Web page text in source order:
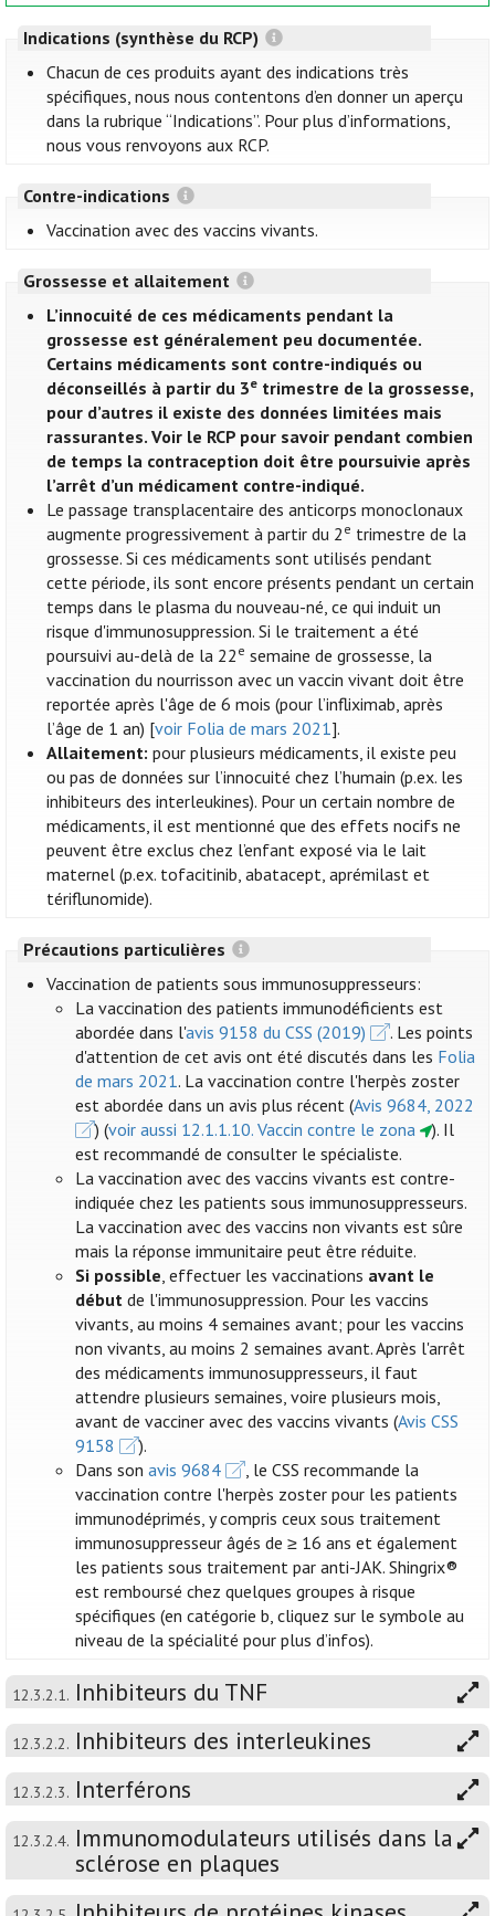
Indications (synthèse du RCP)
Chacun de ces produits ayant des indications très
spécifiques, nous nous contentons d’en donner un aperçu
dans la rubrique “Indications”. Pour plus d’informations,
nous vous renvoyons aux RCP.
Contre-indications
Vaccination avec des vaccins vivants.
Grossesse et allaitement
L’innocuité de ces médicaments pendant la
grossesse est généralement peu documentée.
Certains médicaments sont contre-indiqués ou
déconseillés à partir du 3e trimestre de la grossesse,
pour d’autres il existe des données limitées mais
rassurantes. Voir le RCP pour savoir pendant combien
de temps la contraception doit être poursuivie après
l’arrêt d’un médicament contre-indiqué.
Le passage transplacentaire des anticorps monoclonaux
augmente progressivement à partir du 2 e trimestre de la
grossesse. Si ces médicaments sont utilisés pendant
cette période, ils sont encore présents pendant un certain
temps dans le plasma du nouveau-né, ce qui induit un
risque d'immunosuppression. Si le traitement a été
poursuivi au-delà de la 22 e semaine de grossesse, la
vaccination du nourrisson avec un vaccin vivant doit être
reportée après l'âge de 6 mois (pour l’infliximab, après
l’âge de 1 an) [voir Folia de mars 2021].
Allaitement: pour plusieurs médicaments, il existe peu
ou pas de données sur l’innocuité chez l’humain (p.ex. les
inhibiteurs des interleukines). Pour un certain nombre de
médicaments, il est mentionné que des effets nocifs ne
peuvent être exclus chez l’enfant exposé via le lait
maternel (p.ex. tofacitinib, abatacept, aprémilast et
tériflunomide).
Précautions particulières
Vaccination de patients sous immunosuppresseurs:
La vaccination des patients immunodéficients est
abordée dans l'avis 9158 du CSS (2019)
. Les points
d'attention de cet avis ont été discutés dans les Folia
de mars 2021. La vaccination contre l'herpès zoster
est abordée dans un avis plus récent (Avis 9684, 2022
) (voir aussi 12.1.1.10. Vaccin contre le zona
). Il
est recommandé de consulter le spécialiste.
La vaccination avec des vaccins vivants est contre-
indiquée chez les patients sous immunosuppresseurs.
La vaccination avec des vaccins non vivants est sûre
mais la réponse immunitaire peut être réduite.
Si possible, effectuer les vaccinations avant le
début de l'immunosuppression. Pour les vaccins
vivants, au moins 4 semaines avant; pour les vaccins
non vivants, au moins 2 semaines avant. Après l'arrêt
des médicaments immunosuppresseurs, il faut
attendre plusieurs semaines, voire plusieurs mois,
avant de vacciner avec des vaccins vivants (Avis CSS
9158
).
Dans sonavis 9684
, le CSS recommande la
vaccination contre l'herpès zoster pour les patients
immunodéprimés, y compris ceux sous traitement
immunosuppresseur âgés de ≥ 16 ans et également
les patients sous traitement par anti-JAK. Shingrix®
est remboursé chez quelques groupes à risque
spécifiques (en catégorie b, cliquez sur le symbole au
niveau de la spécialité pour plus d’infos).
12.3.2.1. Inhibiteurs du TNF
12.3.2.2. Inhibiteurs des interleukines
12.3.2.3. Interférons
12.3.2.4. Immunomodulateurs utilisés dans la
sclérose en plaques